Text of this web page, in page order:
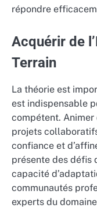
répondre
Acquérir de
Terrain
La théorie est
est indispensable
compétent. Animer
projets
confiance et
présente des défis
capacité
communautés
experts du